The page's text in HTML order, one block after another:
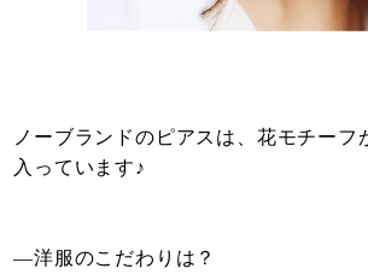
ノーブランドのピアスは、花モチーフ
入っています♪
—洋服のこだわりは？